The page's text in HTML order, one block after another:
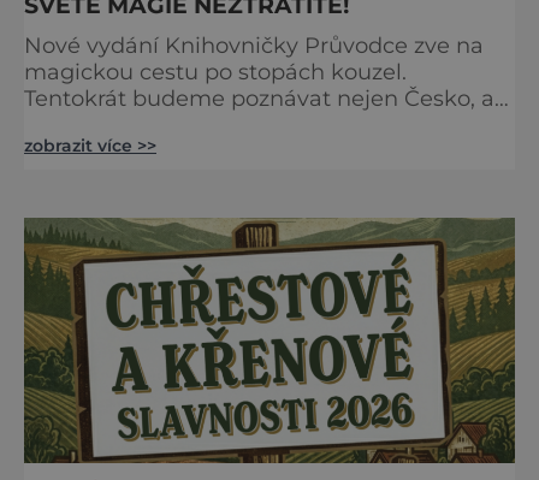
Nové vydání Knihovničky Průvodce zve na
magickou cestu po stopách kouzel.
Tentokrát budeme poznávat nejen Česko, ale
že obě země jsou okouzlující, není pochyb,
pohled mohlo zdát. Která místa jsou tedy
spojena s kouzly a nadpřirozenem? Turistika
na koštěti Když temnou noc
zobrazit více >>